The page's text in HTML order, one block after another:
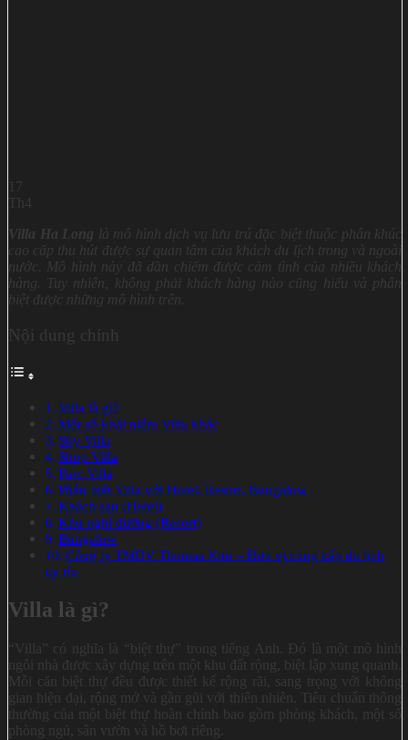
17
Th4
Villa Ha Long là mô hình dịch vụ lưu trú đặc biệt thuộc phân khúc
cao cấp thu hút được sự quan tâm của khách du lịch trong và ngoài
nước. Mô hình này đã dần chiếm được cảm tình của nhiều khách
hàng. Tuy nhiên, không phải khách hàng nào cũng hiểu và phân
biệt được những mô hình trên.
Nội dung chính
Villa là gì?
Một số khái niệm Villa khác
Sky Villa
Shop Villa
Parc Villa
Phân biệt Villa với Hotel, Resort, Bungalow
Khách sạn (Hotel)
Khu nghỉ dưỡng (Resort)
Bungalow
Công ty TMDV Thomas Kim – Đơn vị cung cấp du lịch
uy tín
Villa là gì?
“Villa” có nghĩa là “biệt thự” trong tiếng Anh. Đó là một mô hình
ngôi nhà được xây dựng trên một khu đất rộng, biệt lập xung quanh.
Mỗi căn biệt thự đều được thiết kế rộng rãi, sang trọng với không
gian hiện đại, rộng mở và gần gũi với thiên nhiên. Tiêu chuẩn thông
thường của một biệt thự hoàn chỉnh bao gồm phòng khách, một số
phòng ngủ, sân vườn và hồ bơi riêng.